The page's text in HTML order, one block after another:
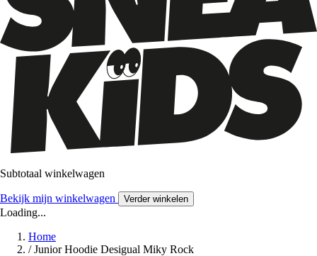
Subtotaal winkelwagen
Bekijk mijn winkelwagen Verder winkelen
Loading...
Home
/ Junior Hoodie Desigual Miky Rock